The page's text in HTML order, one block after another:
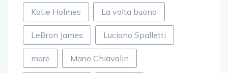
Katie Holmes La volta buona
LeBron James Luciano Spalletti
mare Mario Chiavalin